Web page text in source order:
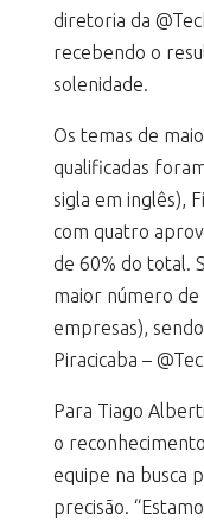
diretoria da
recebendo o
solenidade.
Os temas de
qualificadas
sigla em inglês),
com quatro
de 60% do total.
maior número de
empresas),
Piracicaba –
Para Tiago
o
equipe na busca
precisão.